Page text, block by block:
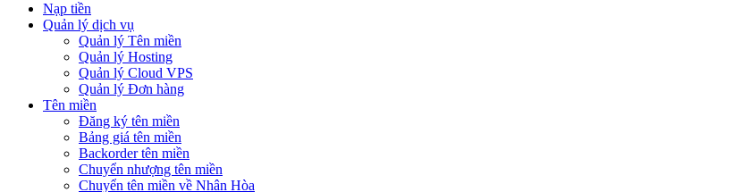
Nạp tiền
Quản lý dịch vụ
Quản lý Tên miền
Quản lý Hosting
Quản lý Cloud VPS
Quản lý Đơn hàng
Tên miền
Đăng ký tên miền
Bảng giá tên miền
Backorder tên miền
Chuyển nhượng tên miền
Chuyển tên miền về Nhân Hòa